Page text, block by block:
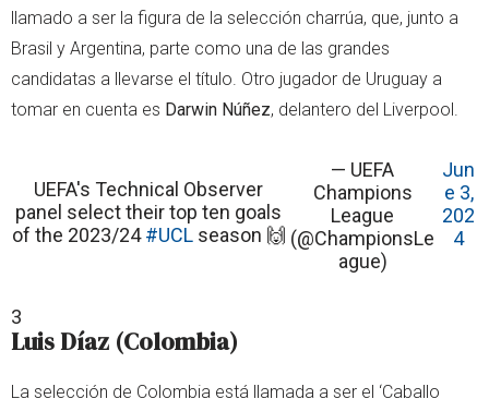
llamado a ser la figura de la selección charrúa, que, junto a
Brasil y Argentina, parte como una de las grandes
candidatas a llevarse el título. Otro jugador de Uruguay a
tomar en cuenta es Darwin Núñez, delantero del Liverpool.
UEFA's Technical Observer
panel select their top ten goals
of the 2023/24#UCLseason 🙌
— UEFA
Champions
League
(@ChampionsLe
ague)
Jun
e 3,
202
4
3
Luis Díaz (Colombia)
La selección de Colombia está llamada a ser el ‘Caballo